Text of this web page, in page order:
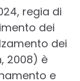
regia di
dei
dei
2008) è
e